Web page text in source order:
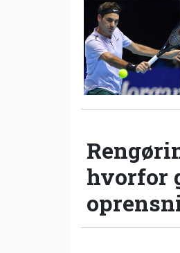
hvorfor